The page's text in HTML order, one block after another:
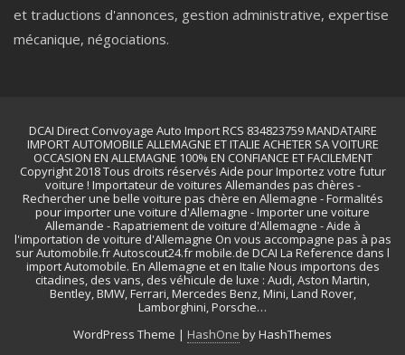
et traductions d'annonces, gestion administrative, expertise
mécanique, négociations.
DCAI Direct Convoyage Auto Import RCS 834823759 MANDATAIRE
IMPORT AUTOMOBILE ALLEMAGNE ET ITALIE ACHETER SA VOITURE
OCCASION EN ALLEMAGNE 100% EN CONFIANCE ET FACILEMENT
Copyright 2018 Tous droits réservés Aide pour Importez votre futur
voiture ! Importateur de voitures Allemandes pas chères -
Rechercher une belle voiture pas chère en Allemagne - Formalités
pour importer une voiture d'Allemagne - Importer une voiture
Allemande - Rapatriement de voiture d'Allemagne - Aide à
l'importation de voiture d'Allemagne On vous accompagne pas à pas
sur Automobile.fr Autoscout24.fr mobile.de DCAI La Reference dans l
import Automobile. En Allemagne et en Italie Nous importons des
citadines, des vans, des véhicule de luxe : Audi, Aston Martin,
Bentley, BMW, Ferrari, Mercedes Benz, Mini, Land Rover,
Lamborghini, Porsche…
WordPress Theme | HashOne by HashThemes